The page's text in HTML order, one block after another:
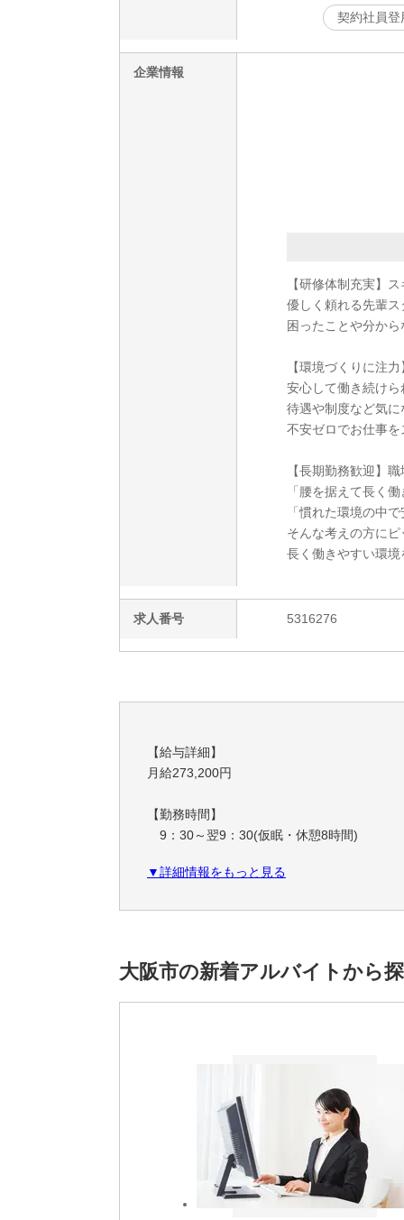
契約社員登
企業情報
【研修体制充実】
優しく頼れる先輩
困ったことや分か
【環境づくりに注
安心して働き続け
待遇や制度など気
不安ゼロでお仕事
【長期勤務歓迎】
「腰を据えて長く
「慣れた環境の中
そんな考えの方に
長く働きやすい環
求人番号 5316276
【給与詳細】
月給273,200円
【勤務時間】
9：30～翌9：30(仮眠・休憩8時間)
【勤務曜日】
週3回程度（シフト制）
【休憩・仮眠について】
原則、残業はありません。
もしも、残業が発生した場合は、別途全額
弊社は、1ヶ月当たりの変形労働時間制（
【休日・休暇】
＜勤務シフトについて＞
▼詳細情報をもっと見る
大阪市の新着アルバイトから